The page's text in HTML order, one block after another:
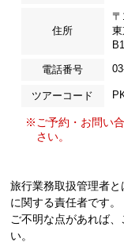
住所
〒
電話番号
ツアーコード
※ご予約・お問い
さい。
旅行業務取扱管理者と
に関する責任者です
ご不明な点があれば
い。